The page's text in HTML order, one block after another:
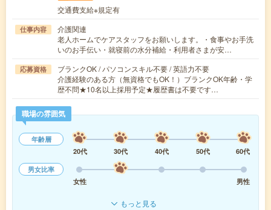
交通費支給※規定有
仕事内容
介護関連
老人ホームでケアスタッフをお願いします。・食事やお手洗
いのお手伝い・就寝前の水分補給・利用者さまが安…
応募資格
ブランクOK / パソコンスキル不要 / 英語力不要
介護経験のある方（無資格でもOK！）ブランクOK年齢・学
歴不問★10名以上採用予定★履歴書は不要です…
職場の雰囲気
年齢層
20代
30代 40代 50代
60代
男女比率
女性
男性
もっと見る